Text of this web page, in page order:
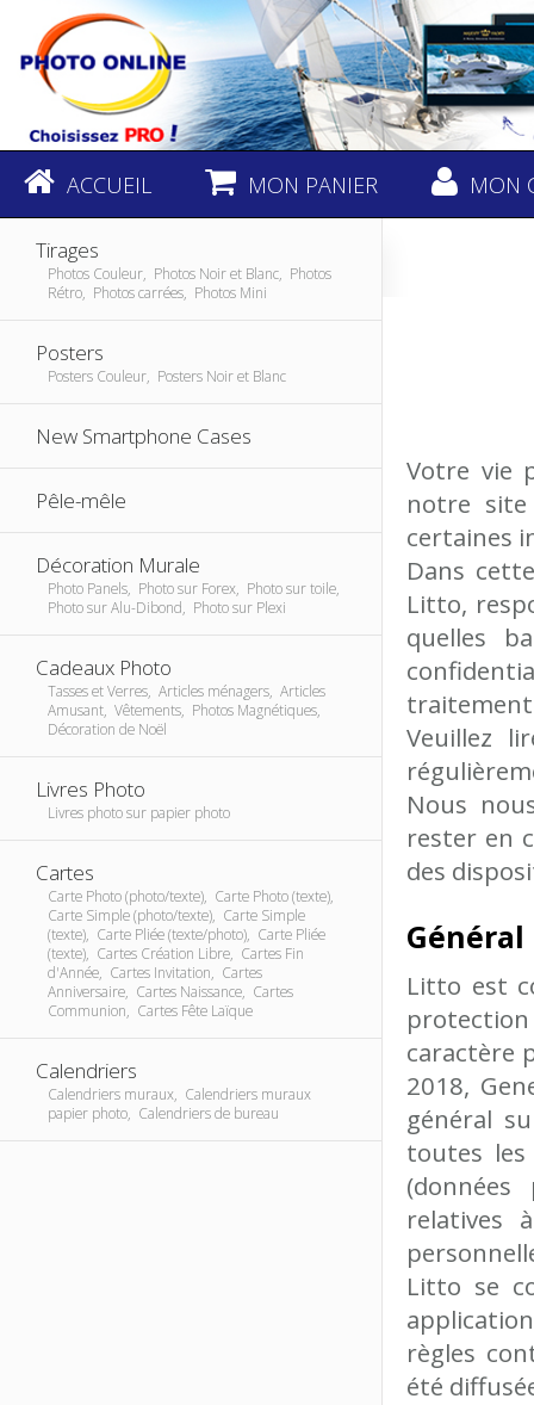
ACCUEIL MON PANIER MON
Tirages
Photos Couleur, Photos Noir et Blanc, Photos
Rétro, Photos carrées, Photos Mini
Posters
Posters Couleur, Posters Noir et Blanc
New Smartphone Cases
Pêle-mêle
Décoration Murale
Photo Panels, Photo sur Forex, Photo sur toile,
Photo sur Alu-Dibond, Photo sur Plexi
Cadeaux Photo
Tasses et Verres, Articles ménagers, Articles
Amusant, Vêtements, Photos Magnétiques,
Décoration de Noël
Livres Photo
Livres photo sur papier photo
Cartes
Carte Photo (photo/texte), Carte Photo (texte),
Carte Simple (photo/texte), Carte Simple
(texte), Carte Pliée (texte/photo), Carte Pliée
(texte), Cartes Création Libre, Cartes Fin
d'Année, Cartes Invitation, Cartes
Anniversaire, Cartes Naissance, Cartes
Communion, Cartes Fête Laïque
Calendriers
Calendriers muraux, Calendriers muraux
papier photo, Calendriers de bureau
Votre vie
notre
certaines
Dans
Litto,
quelles
Veuillez
Nous
rester en
des
Général
Litto est
caractère
2018,
général
toutes les
relatives
Litto se
règles
été